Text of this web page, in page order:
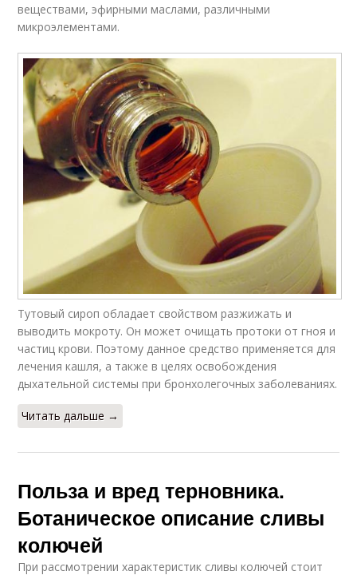
веществами, эфирными маслами, различными
микроэлементами.
Тутовый сироп обладает свойством разжижать и
выводить мокроту. Он может очищать протоки от гноя и
частиц крови. Поэтому данное средство применяется для
лечения кашля, а также в целях освобождения
дыхательной системы при бронхолегочных заболеваниях.
Читать дальше →
Польза и вред терновника.
Ботаническое описание сливы
колючей
При рассмотрении характеристик сливы колючей стоит